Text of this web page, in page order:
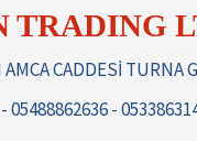
TRADING
CADDESİ TURNA
05488862636 -